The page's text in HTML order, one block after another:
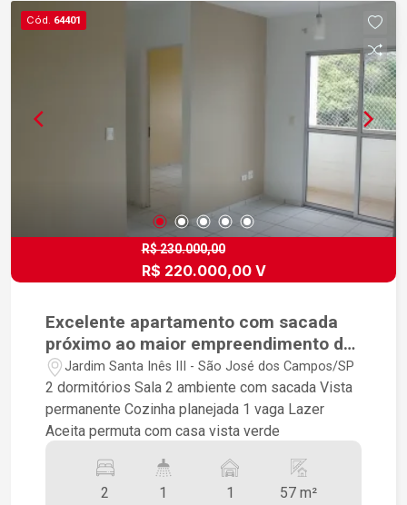
Cód. 64401
R$ 230.000,00
R$ 220.000,00 V
Excelente apartamento com sacada
próximo ao maior empreendimento do
Santa Inês
Jardim Santa Inês III - São José dos Campos/SP
2 dormitórios Sala 2 ambiente com sacada Vista
permanente Cozinha planejada 1 vaga Lazer
Aceita permuta com casa vista verde
2 1 1 57 m²